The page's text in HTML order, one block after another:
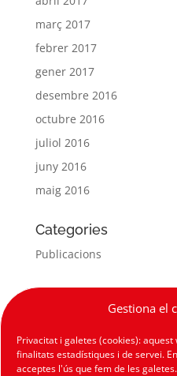
Gestiona el
Privacitat i galetes (cookies):
finalitats estadístiques i de servei.
acceptes l'ús que fem de les galetes.
març 2017
febrer 2017
gener 2017
desembre 2016
octubre 2016
juliol 2016
juny 2016
maig 2016
Categories
Publicacions
Meta
Canal de les entrades
Canal dels comentaris